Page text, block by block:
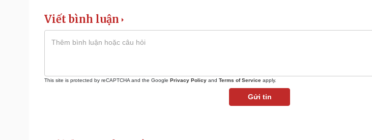
Viết bình luận
This site is protected by reCAPTCHA and the Google Privacy Policy and Terms of Service apply.
Gửi tin